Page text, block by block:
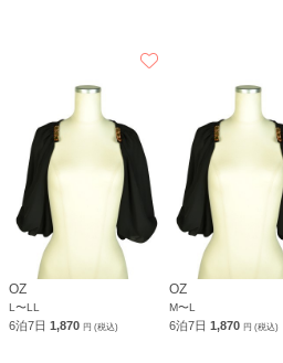
OZ
L〜LL
6泊7日 1,870 円 (税込)
OZ
M〜L
6泊7日1,870円 (税込)